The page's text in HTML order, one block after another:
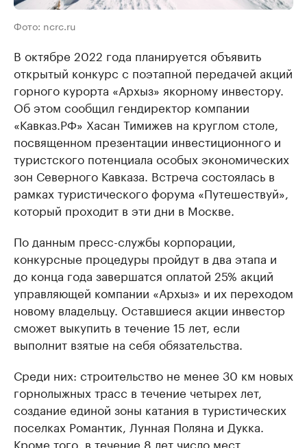
Фото: ncrc.ru
В октябре 2022 года планируется объявить
открытый конкурс с поэтапной передачей акций
горного курорта «Архыз» якорному инвестору.
Об этом сообщил гендиректор компании
«Кавказ.РФ» Хасан Тимижев на круглом столе,
посвященном презентации инвестиционного и
туристского потенциала особых экономических
зон Северного Кавказа. Встреча состоялась в
рамках туристического форума «Путешествуй»,
который проходит в эти дни в Москве.
По данным пресс-службы корпорации,
конкурсные процедуры пройдут в два этапа и
до конца года завершатся оплатой 25% акций
управляющей компании «Архыз» и их переходом
новому владельцу. Оставшиеся акции инвестор
сможет выкупить в течение 15 лет, если
выполнит взятые на себя обязательства.
Среди них: строительство не менее 30 км новых
горнолыжных трасс в течение четырех лет,
создание единой зоны катания в туристических
поселках Романтик, Лунная Поляна и Дукка.
Кроме того, в течение 8 лет число мест